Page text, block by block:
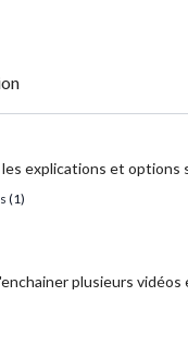
explications et options
(1)
plusieurs vidéos